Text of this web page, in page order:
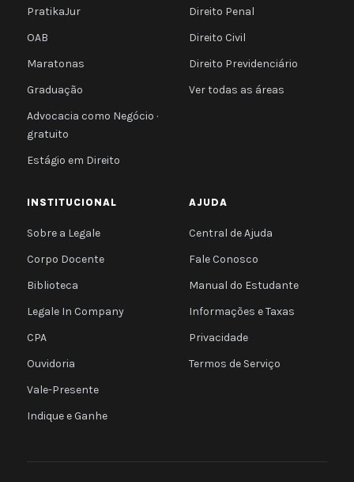
PratikaJur
OAB
Maratonas
Graduação
Advocacia como Negócio ·
gratuito
Estágio em Direito
Direito Penal
Direito Civil
Direito Previdenciário
Ver todas as áreas
INSTITUCIONAL
Sobre a Legale
Corpo Docente
Biblioteca
Legale In Company
CPA
Ouvidoria
Vale-Presente
Indique e Ganhe
AJUDA
Central de Ajuda
Fale Conosco
Manual do Estudante
Informações e Taxas
Privacidade
Termos de Serviço